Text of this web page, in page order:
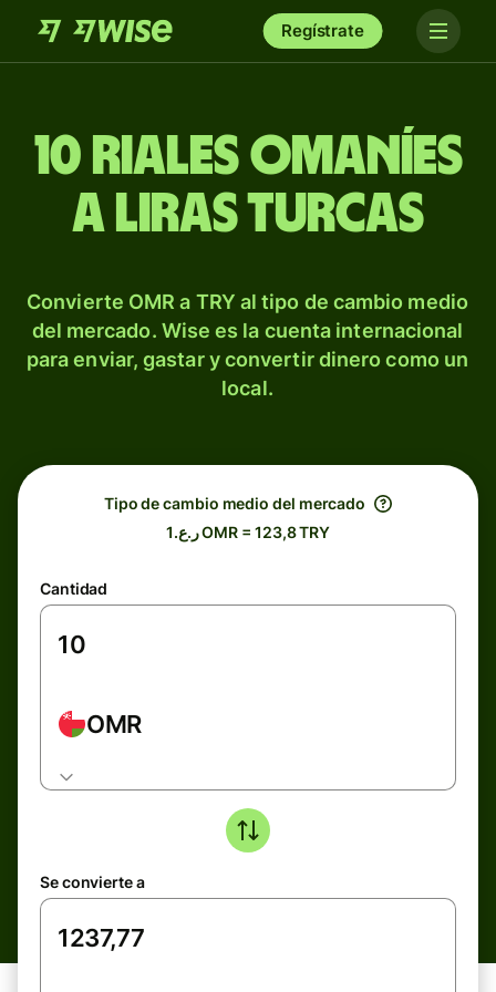
Regístrate
10 riales omaníes
a liras turcas
Convierte OMR a TRY al tipo de cambio medio
del mercado. Wise es la cuenta internacional
para enviar, gastar y convertir dinero como un
local.
Tipo de cambio medio del mercado
ر.ع.1 OMR = 123,8 TRY
Cantidad
OMR
Se convierte a